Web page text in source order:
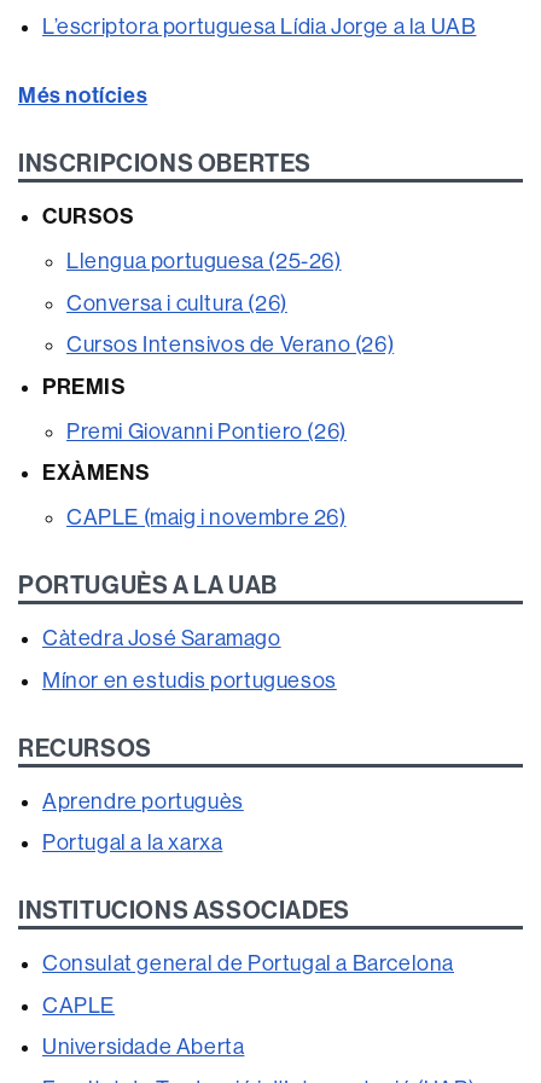
L’escriptora portuguesa Lídia Jorge a la UAB
Més notícies
INSCRIPCIONS OBERTES
CURSOS
Llengua portuguesa (25-26)
Conversa i cultura (26)
Cursos Intensivos de Verano (26)
PREMIS
Premi Giovanni Pontiero (26)
EXÀMENS
CAPLE (maig i novembre 26)
PORTUGUÈS A LA UAB
Càtedra José Saramago
Mínor en estudis portuguesos
RECURSOS
Aprendre portuguès
Portugal a la xarxa
INSTITUCIONS ASSOCIADES
Consulat general de Portugal a Barcelona
CAPLE
Universidade Aberta